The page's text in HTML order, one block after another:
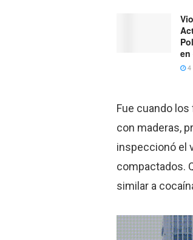
en
4
Fue cuando
con maderas,
inspeccionó el
compactados.
similar a